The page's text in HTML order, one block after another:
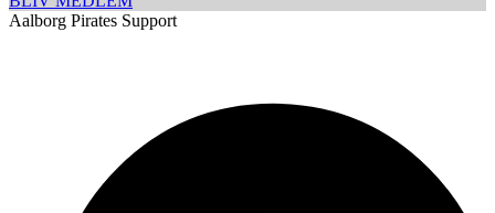
Aalborg Pirates Support